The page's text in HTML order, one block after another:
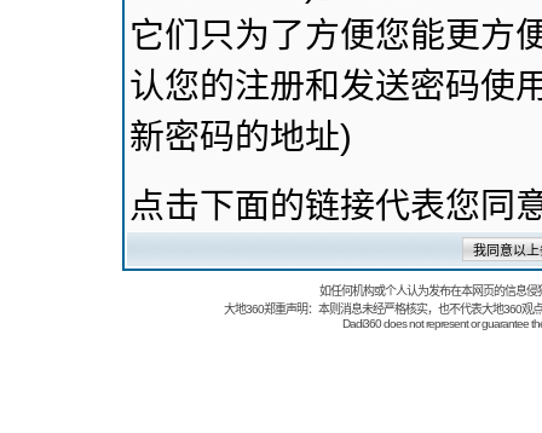
它们只为了方便您能更方
认您的注册和发送密码使
新密码的地址)
点击下面的链接代表您同
如任何机构或个人认为发布在本网页的信息
大地360郑重声明：本则消息未经严格核实，也不代表大地360观
Dadi360 does not represent or guarantee